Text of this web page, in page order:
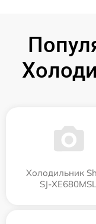
Холодильник
SJ-XE680MSL